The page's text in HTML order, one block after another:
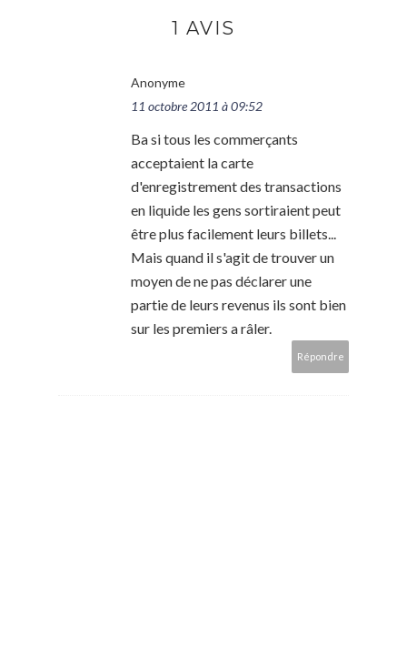
1 AVIS
Anonyme
11 octobre 2011 à 09:52
Ba si tous les commerçants
acceptaient la carte
d'enregistrement des transactions
en liquide les gens sortiraient peut
être plus facilement leurs billets...
Mais quand il s'agit de trouver un
moyen de ne pas déclarer une
partie de leurs revenus ils sont bien
sur les premiers a râler.
Répondre